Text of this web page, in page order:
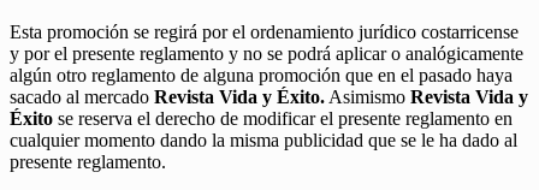
Esta promoción se regirá por el ordenamiento jurídico costarricense
y por el presente reglamento y no se podrá aplicar o analógicamente
algún otro reglamento de alguna promoción que en el pasado haya
sacado al mercado Revista Vida y Éxito. Asimismo Revista Vida y
Éxito se reserva el derecho de modificar el presente reglamento en
cualquier momento dando la misma publicidad que se le ha dado al
presente reglamento.